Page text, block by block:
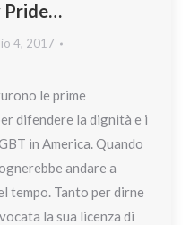
Pride…
4, 2017
le prime
difendere la dignità e i
in America. Quando
andare a
tempo. Tanto per dirne
la sua licenza di